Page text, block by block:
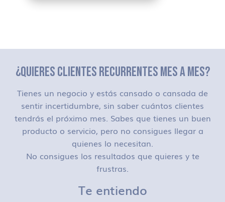
¿QUIERES CLIENTES RECURRENTES MES A MES?
Tienes un negocio y estás cansado o cansada de
sentir incertidumbre, sin saber cuántos clientes
tendrás el próximo mes. Sabes que tienes un buen
producto o servicio, pero no consigues llegar a
quienes lo necesitan.
No consigues los resultados que quieres y te
frustras.
Te entiendo